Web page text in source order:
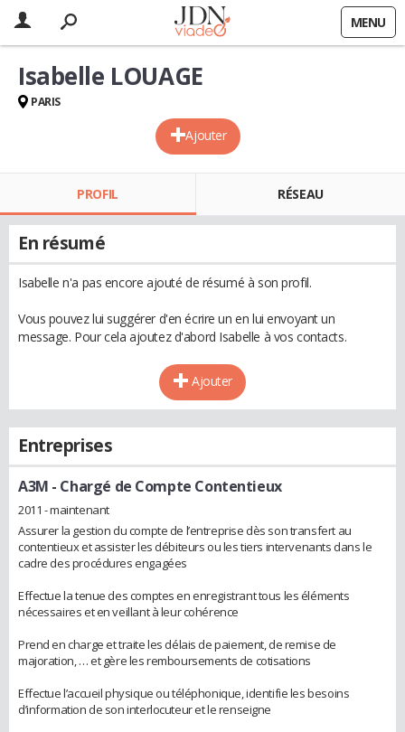
MENU
Ajouter
Isabelle LOUAGE
PARIS
PROFIL RÉSEAU
En résumé
Isabelle n'a pas encore ajouté de résumé à son profil.
Vous pouvez lui suggérer d'en écrire un en lui envoyant un
message. Pour cela ajoutez d'abord Isabelle à vos contacts.
Ajouter
Entreprises
A3M - Chargé de Compte Contentieux
2011 - maintenant
Assurer la gestion du compte de l’entreprise dès son transfert au
contentieux et assister les débiteurs ou les tiers intervenants dans le
cadre des procédures engagées
Effectue la tenue des comptes en enregistrant tous les éléments
nécessaires et en veillant à leur cohérence
Prend en charge et traite les délais de paiement, de remise de
majoration, … et gère les remboursements de cotisations
Effectue l’accueil physique ou téléphonique, identifie les besoins
d’information de son interlocuteur et le renseigne